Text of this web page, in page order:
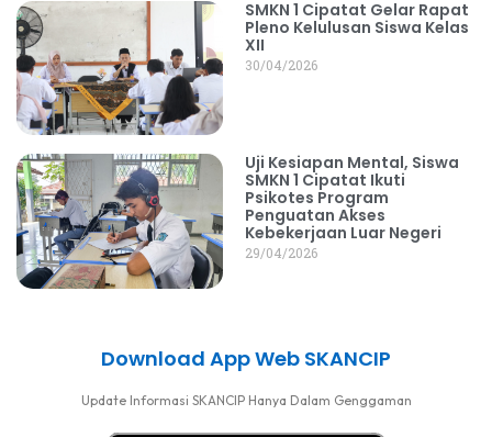
SMKN 1 Cipatat Gelar Rapat
Pleno Kelulusan Siswa Kelas
XII
30/04/2026
Uji Kesiapan Mental, Siswa
SMKN 1 Cipatat Ikuti
Psikotes Program
Penguatan Akses
Kebekerjaan Luar Negeri
29/04/2026
Download App Web SKANCIP
Update Informasi SKANCIP Hanya Dalam Genggaman